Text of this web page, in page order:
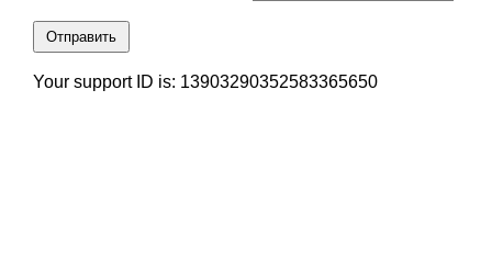
Отправить
Your support ID is: 13903290352583365650